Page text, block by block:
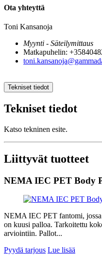
Ota yhteyttä
Toni Kansanoja
Myynti - Säteilymittaus
Matkapuhelin:
Tekniset tiedot
Tekniset tiedot
Katso tekninen esite.
Liittyvät tuotteet
NEMA IEC PET Body
NEMA IEC PET fantomi,
on kuusi palloa. Tarkoitettu
arviointiin. Pallot...
Pyydä tarjous Lue lisää